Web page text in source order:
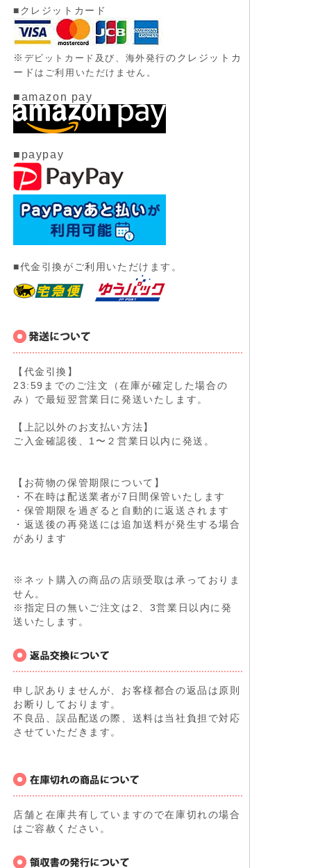
■クレジットカード
※ デビットカード及び、 海外発行のクレジットカ
ード はご利用いただけません。
■amazon pay
■paypay
■代金引換がご利用いただけます。
【代金引換】
23:59までのご注文（在庫が確定した場合の
み）で最短翌営業日に発送いたします。
【上記以外のお支払い方法】
ご入金確認後、1〜２営業日以内に発送。
【お荷物の保管期限について】
・不在時は配送業者が7日間保管いたします
・保管期限を過ぎると自動的に返送されます
・返送後の再発送には追加送料が発生する場合
があります
※ネット購入の商品の店頭受取は承っておりま
せん。
※指定日の無いご注文は2、3営業日以内に発
送いたします。
申し訳ありませんが、お客様都合の返品は原則
お断りしております。
不良品、誤品配送の際、送料は当社負担で対応
させていただきます。
店舗と在庫共有していますので在庫切れの場合
はご容赦ください。